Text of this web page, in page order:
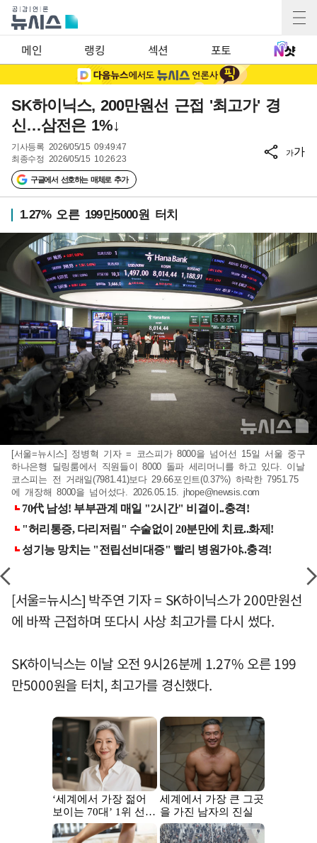
메인 랭킹 섹션 포토
SK하이닉스, 200만원선 근접 '최고가' 경
신…삼전은 1%↓
기사등록 2026/05/15 09:49:47
최종수정 2026/05/15 10:26:23
구글에서 선호하는 매체로 추가
가가
1.27% 오른 199만5000원 터치
[서울=뉴시스] 정병혁 기자 = 코스피가 8000을 넘어선 15일 서울 중구
하나은행 딜링룸에서 직원들이 8000 돌파 세리머니를 하고 있다. 이날
코스피는 전 거래일(7981.41)보다 29.66포인트(0.37%) 하락한 7951.75
에 개장해 8000을 넘어섰다. 2026.05.15. jhope@newsis.com
[서울=뉴시스] 박주연 기자 = SK하이닉스가 200만원선
에 바짝 근접하며 또다시 사상 최고가를 다시 썼다.
SK하이닉스는 이날 오전 9시26분께 1.27% 오른 199
만5000원을 터치, 최고가를 경신했다.